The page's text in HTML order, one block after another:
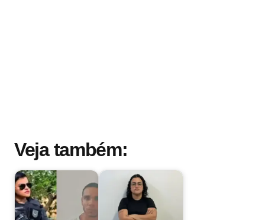
Veja também: